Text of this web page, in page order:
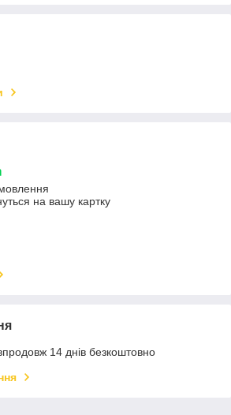
на вашу картку
14 днів безкоштовно